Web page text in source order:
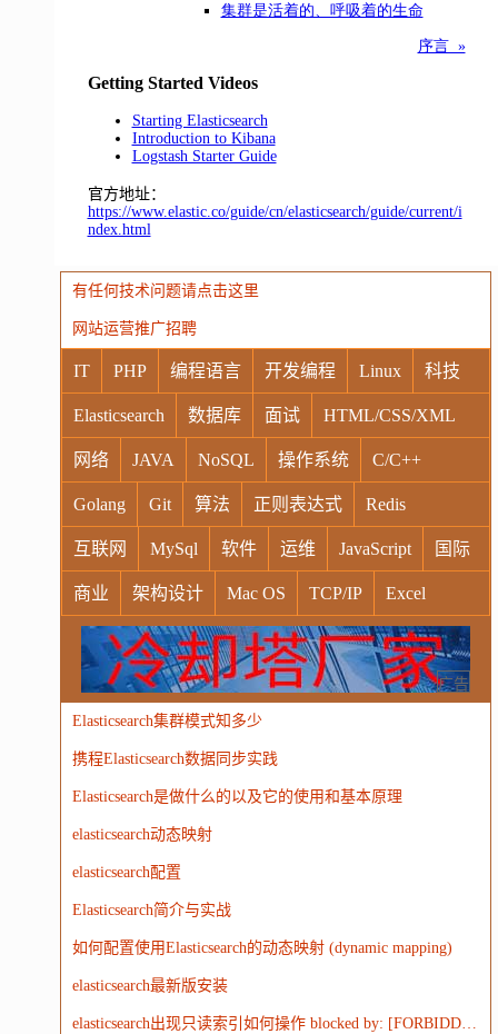
集群是活着的、呼吸着的生命
序言 »
Getting Started Videos
Starting Elasticsearch
Introduction to Kibana
Logstash Starter Guide
官方地址：
https://www.elastic.co/guide/cn/elasticsearch/guide/current/i
ndex.html
有任何技术问题请点击这里
网站运营推广招聘
IT PHP 编程语言 开发编程 Linux 科技
Elasticsearch 数据库 面试 HTML/CSS/XML
网络 JAVA NoSQL 操作系统 C/C++
Golang Git 算法 正则表达式 Redis
互联网 MySql 软件 运维 JavaScript 国际
商业 架构设计 Mac OS TCP/IP Excel
Windows Oracle Socket VR Vim
MongoDB 运营 Python MemCache 硬件
电子 娱乐 设计 摄影
WordPress HTTP 团建
广告
Elasticsearch集群模式知多少
携程Elasticsearch数据同步实践
Elasticsearch是做什么的以及它的使用和基本原理
elasticsearch动态映射
elasticsearch配置
Elasticsearch简介与实战
如何配置使用Elasticsearch的动态映射 (dynamic mapping)
elasticsearch最新版安装
elasticsearch出现只读索引如何操作 blocked by: [FORBIDDEN/12/index read-only / allow delete (api)];')